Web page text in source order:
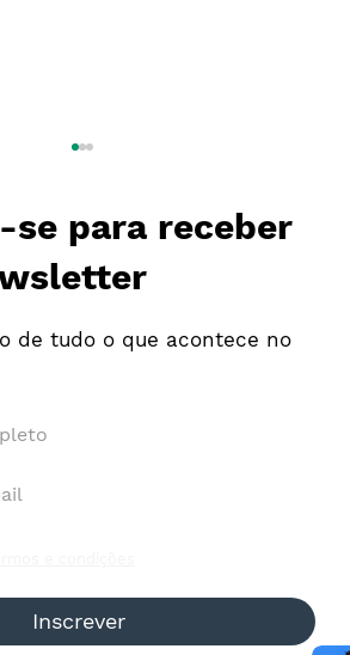
de agências em mídia
vai a R$ 5,58 bi
se para receber
de tudo o que acontece no
Inscrever